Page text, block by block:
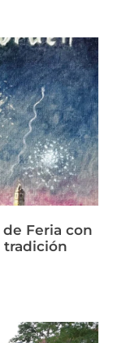
Feria con
tradición